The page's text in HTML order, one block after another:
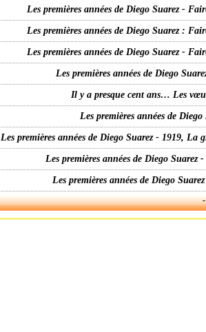
Les premières années de Diego Suarez -
Les premières années de Diego Suarez :
Les premières années de Diego Suarez -
Les premières années de Diego
Il y a presque cent ans… Les
Les premières années de
Les premières années de Diego Suarez - 1919,
Les premières années de Diego
Les premières années de Diego